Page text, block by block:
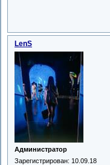
LenS
Администратор
Зарегистрирован: 10.09.18